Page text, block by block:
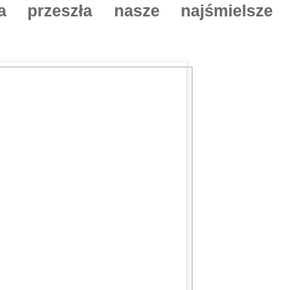
przeszła nasze najśmielsze